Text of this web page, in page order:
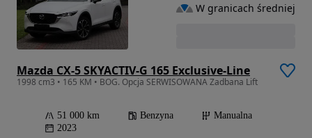
Mazda CX-5 SKYACTIV-G 165 Exclusive-Line
1998 cm3 • 165 KM • BOG. Opcja SERWISOWANA Zadbana Lift
51 000 km Benzyna
Manualna
2023
W granicach średniej